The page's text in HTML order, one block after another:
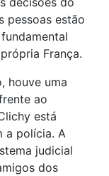
pessoas estão
França.
houve uma
ao
está
a polícia. A
judicial
dos